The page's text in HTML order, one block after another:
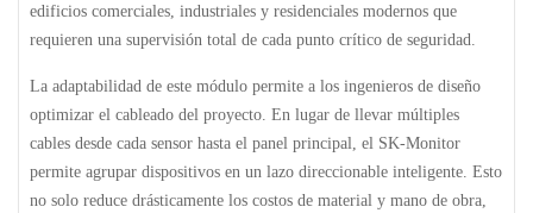
edificios comerciales, industriales y residenciales modernos que
requieren una supervisión total de cada punto crítico de seguridad.
La adaptabilidad de este módulo permite a los ingenieros de diseño
optimizar el cableado del proyecto. En lugar de llevar múltiples
cables desde cada sensor hasta el panel principal, el SK-Monitor
permite agrupar dispositivos en un lazo direccionable inteligente. Esto
no solo reduce drásticamente los costos de material y mano de obra,